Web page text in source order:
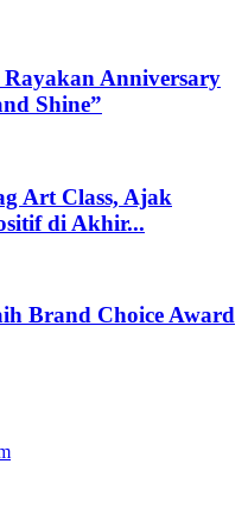
Anniversary
Shine”
Art Class, Ajak
di Akhir...
Brand Choice Award